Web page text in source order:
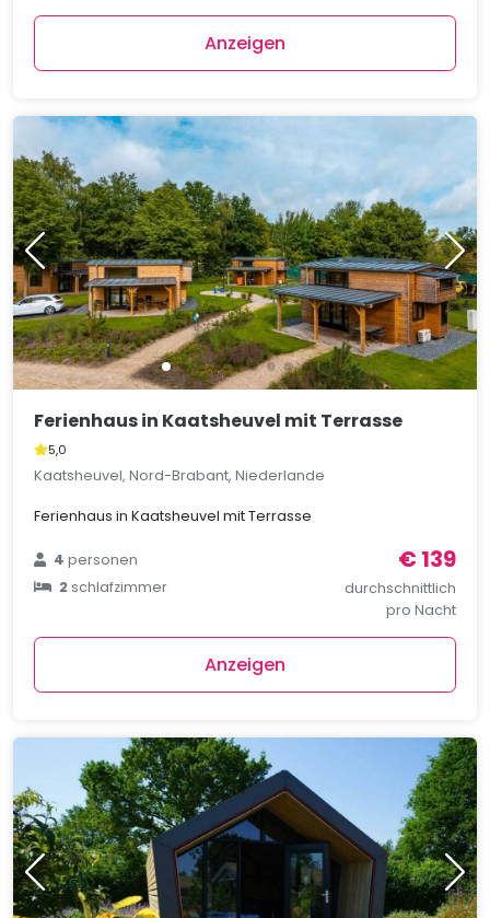
Anzeigen
Ferienhaus in Kaatsheuvel mit Terrasse
5,0
Kaatsheuvel, Nord-Brabant, Niederlande
Ferienhaus in Kaatsheuvel mit Terrasse
4personen
2schlafzimmer
€ 139
durchschnittlich
pro Nacht
Anzeigen